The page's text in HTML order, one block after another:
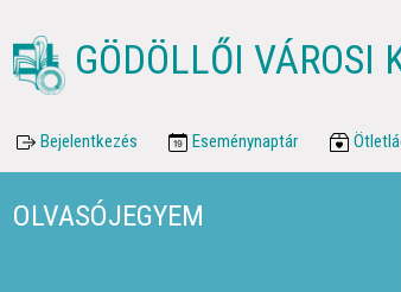
GÖDÖLLŐI VÁROSI
Bejelentkezés Eseménynaptár
OLVASÓJEGYEM